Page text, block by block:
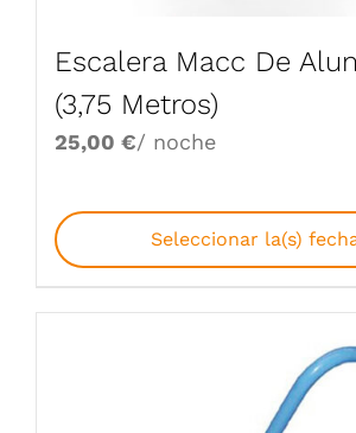
Escalera Macc De
(3,75 Metros)
25,00 €/ noche
Seleccionar la(s)